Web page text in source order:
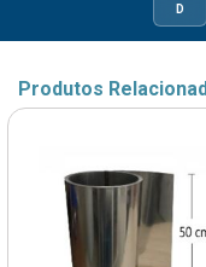
D
Produtos